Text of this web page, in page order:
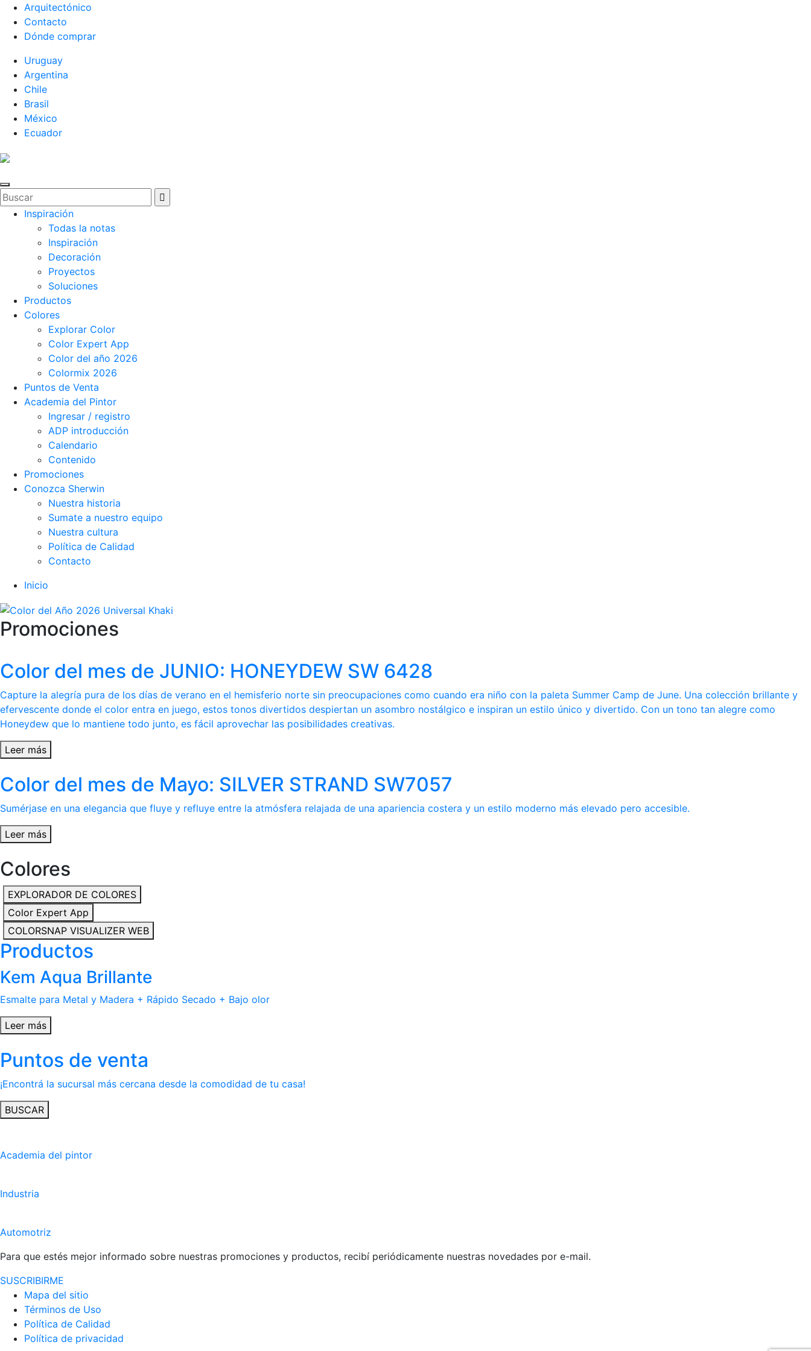
Arquitectónico
Contacto
Dónde comprar
Uruguay
Argentina
Chile
Brasil
México
Ecuador
Inspiración
Todas la notas
Inspiración
Decoración
Proyectos
Soluciones
Productos
Colores
Explorar Color
Color Expert App
Color del año 2026
Colormix 2026
Puntos de Venta
Academia del Pintor
Ingresar / registro
ADP introducción
Calendario
Contenido
Promociones
Conozca Sherwin
Nuestra historia
Sumate a nuestro equipo
Nuestra cultura
Política de Calidad
Contacto
Inicio
Promociones
Color del mes de JUNIO: HONEYDEW SW 6428
Capture la alegría pura de los días de verano en el hemisferio norte sin preocupaciones como cuando era niño con la paleta Summer Camp de June. Una colección brillante y
efervescente donde el color entra en juego, estos tonos divertidos despiertan un asombro nostálgico e inspiran un estilo único y divertido. Con un tono tan alegre como
Honeydew que lo mantiene todo junto, es fácil aprovechar las posibilidades creativas.
Leer más
Color del mes de Mayo: SILVER STRAND SW7057
Sumérjase en una elegancia que fluye y refluye entre la atmósfera relajada de una apariencia costera y un estilo moderno más elevado pero accesible.
Leer más
Colores
EXPLORADOR DE COLORES
Color Expert App
COLORSNAP VISUALIZER WEB
Productos
Kem Aqua Brillante
Esmalte para Metal y Madera + Rápido Secado + Bajo olor
Leer más
Puntos de venta
¡Encontrá la sucursal más cercana desde la comodidad de tu casa!
BUSCAR
Academia del pintor
Industria
Automotriz
Para que estés mejor informado sobre nuestras promociones y productos, recibí periódicamente nuestras novedades por e-mail.
SUSCRIBIRME
Mapa del sitio
Términos de Uso
Política de Calidad
Política de privacidad